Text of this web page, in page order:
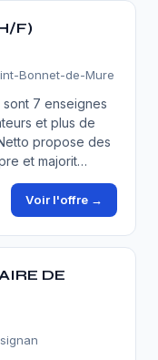
F)
Bonnet-de-Mure
7 enseignes
et plus de
propose des
et majorit…
Voir l'offre →
DE